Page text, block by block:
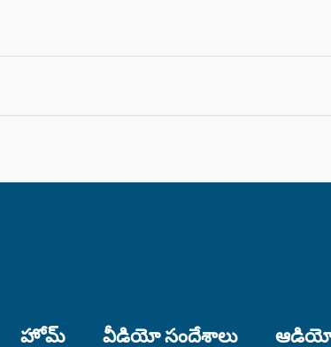
హోమ్ వీడియో సందేశాలు ఆడియో